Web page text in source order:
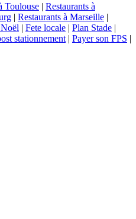
Toulouse | Restaurants à
| Restaurants à Marseille |
| Fete locale | Plan Stade |
stationnement | Payer son FPS |